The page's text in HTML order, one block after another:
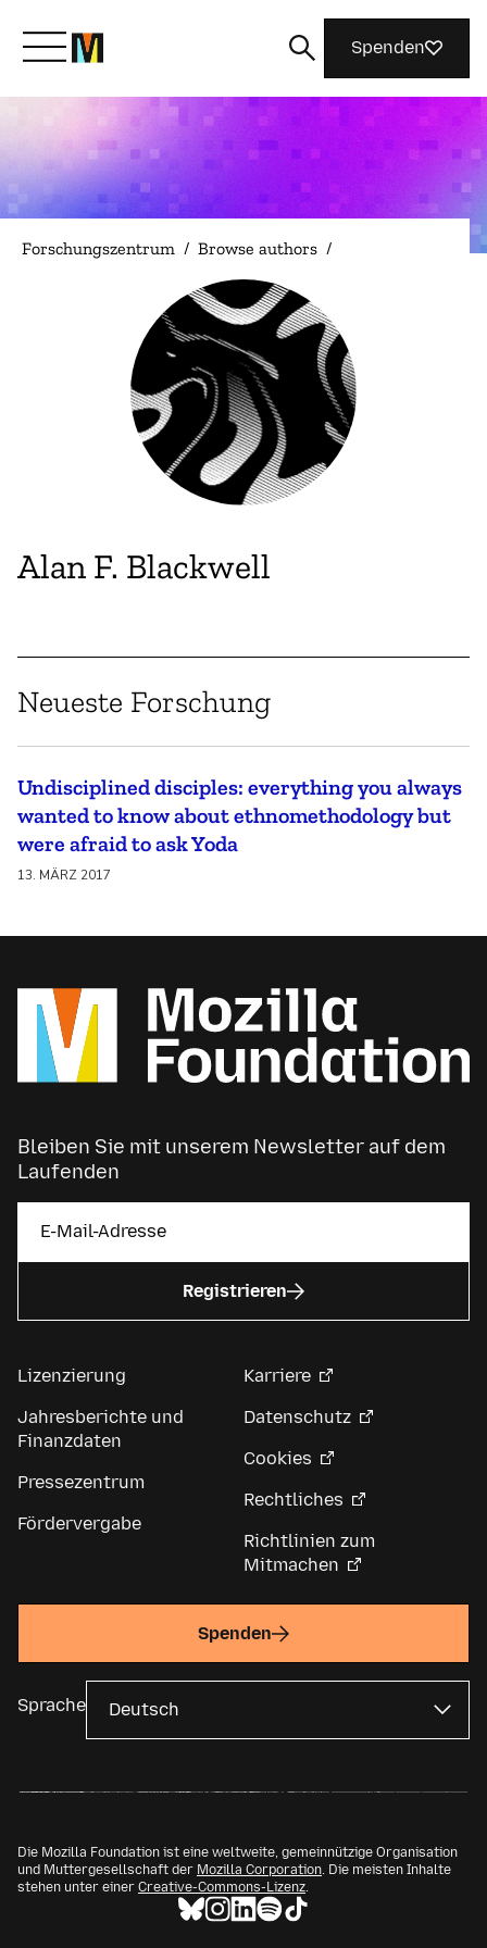
Lernen Sie Mozilla kennen
Was wir tun
Machen Sie mit
Magazin
Spenden
Forschungszentrum / Browse authors /
Alan F. Blackwell
Neueste Forschung
Undisciplined disciples: everything you always
wanted to know about ethnomethodology but
were afraid to ask Yoda
13. MÄRZ 2017
Bleiben Sie mit unserem Newsletter auf dem
Laufenden
Registrieren
Lizenzierung
Jahresberichte und
Finanzdaten
Pressezentrum
Fördervergabe
Karriere
Datenschutz
Cookies
Rechtliches
Richtlinien zum
Mitmachen
Spenden
Sprache
Die Mozilla Foundation ist eine weltweite, gemeinnützige Organisation
und Muttergesellschaft der Mozilla Corporation. Die meisten Inhalte
stehen unter einer Creative-Commons-Lizenz.